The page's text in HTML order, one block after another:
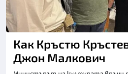
Как Кръстю
Джон Малкович